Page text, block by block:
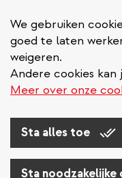
We gebruiken
goed te laten
weigeren.
Andere cookies kan
Meer over onze
Sta alles toe
Sta